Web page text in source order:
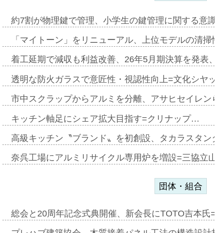
約7割が物理鍵で管理、小学生の鍵管理に関する意
「マイトーン」をリニューアル、上位モデルの清
着工延期で減収も利益改善、26年5月期決算を発表
透明な防火ガラスで意匠性・視認性向上=文化シヤ
市中スクラップからアルミを分離、アサヒセイレ
キッチン軸足にシェア拡大目指す=クリナップ…
高級キッチン〝ブランド〟を初創設、タカラスタ
奈呉工場にアルミリサイクル専用炉を増設=三協立
団体・組合
総会と20周年記念式典開催、新会長にTOTO吉本氏